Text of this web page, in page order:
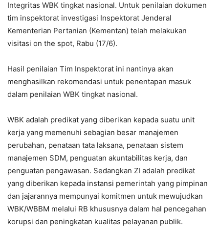
Integritas WBK tingkat nasional. Untuk penilaian dokumen
tim inspektorat investigasi Inspektorat Jenderal
Kementerian Pertanian (Kementan) telah melakukan
visitasi on the spot, Rabu (17/6).
Hasil penilaian Tim Inspektorat ini nantinya akan
menghasilkan rekomendasi untuk penentapan masuk
dalam penilaian WBK tingkat nasional.
WBK adalah predikat yang diberikan kepada suatu unit
kerja yang memenuhi sebagian besar manajemen
perubahan, penataan tata laksana, penataan sistem
manajemen SDM, penguatan akuntabilitas kerja, dan
penguatan pengawasan. Sedangkan ZI adalah predikat
yang diberikan kepada instansi pemerintah yang pimpinan
dan jajarannya mempunyai komitmen untuk mewujudkan
WBK/WBBM melalui RB khususnya dalam hal pencegahan
korupsi dan peningkatan kualitas pelayanan publik.